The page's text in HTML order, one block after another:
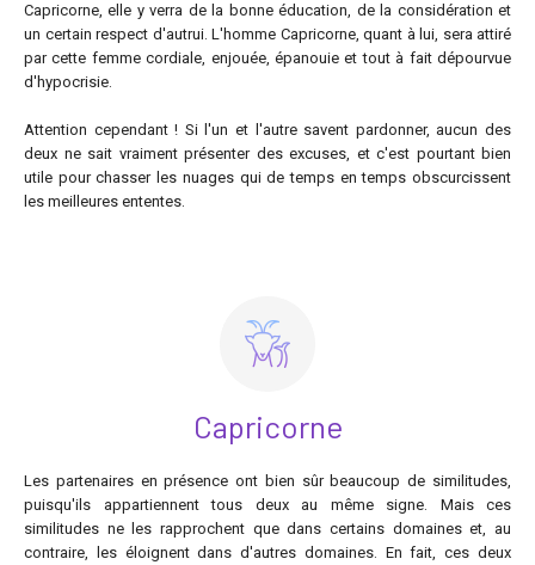
Capricorne, elle y verra de la bonne éducation, de la considération et
un certain respect d'autrui. L'homme Capricorne, quant à lui, sera attiré
par cette femme cordiale, enjouée, épanouie et tout à fait dépourvue
d'hypocrisie.
Attention cependant ! Si l'un et l'autre savent pardonner, aucun des
deux ne sait vraiment présenter des excuses, et c'est pourtant bien
utile pour chasser les nuages qui de temps en temps obscurcissent
les meilleures ententes.
Capricorne
Les partenaires en présence ont bien sûr beaucoup de similitudes,
puisqu'ils appartiennent tous deux au même signe. Mais ces
similitudes ne les rapprochent que dans certains domaines et, au
contraire, les éloignent dans d'autres domaines. En fait, ces deux